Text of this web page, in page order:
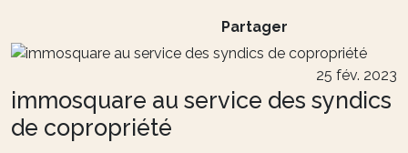
Partager
25 fév. 2023
immosquare au service des syndics
de copropriété